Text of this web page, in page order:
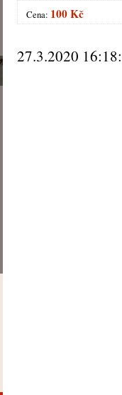
Cena: 100 Kč
27.3.2020